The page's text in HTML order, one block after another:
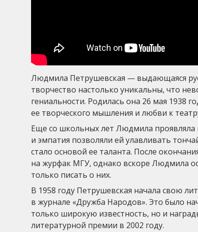
Людмила Петрушевская — выдающаяся
творчество настолько уникальны, что
гениальности. Родилась она 26 мая 1938
ее творческого мышления и любви к
Еще со школьных лет Людмила проявляла
и эмпатия позволяли ей улавливать
стало основой ее таланта. После
на журфак МГУ, однако вскоре Людмила
только писать о них.
В 1958 году Петрушевская начала свою
в журнале «Дружба Народов». Это было
только широкую известность, но и
литературной премии в 2002 году.